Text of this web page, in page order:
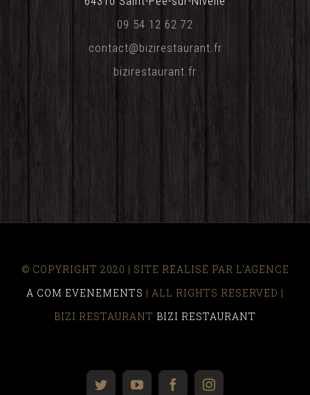
09 54 12 62 72‬
contact@bizirestaurant.fr‬
bizirestaurant.fr
© COPYRIGHT 2020 | SITE RÉALISÉ PAR L'AGENCE
A COM EVENEMENTS | ALL RIGHTS RESERVED |
BIZI RESTAURANT BIZI RESTAURANT